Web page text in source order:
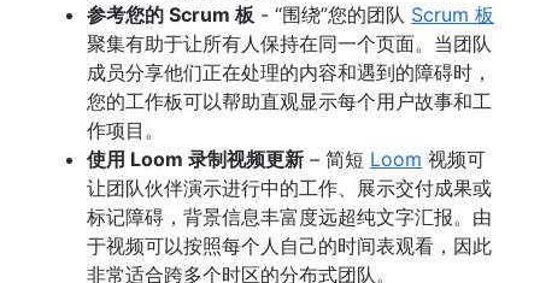
参考您的 Scrum 板 - “围绕”您的团队 Scrum 板
聚集有助于让所有人保持在同一个页面。当团队
成员分享他们正在处理的内容和遇到的障碍时，
您的工作板可以帮助直观显示每个用户故事和工
作项目。
使用 Loom 录制视频更新 – 简短 Loom 视频可
让团队伙伴演示进行中的工作、展示交付成果或
标记障碍，背景信息丰富度远超纯文字汇报。由
于视频可以按照每个人自己的时间表观看，因此
非常适合跨多个时区的分布式团队。